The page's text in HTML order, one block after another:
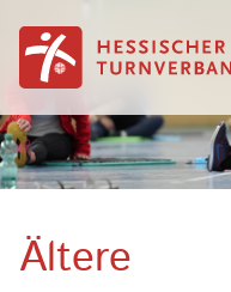
Ältere